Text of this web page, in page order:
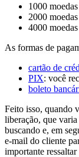
1000
2000
4000
As formas de
cartão de
PIX: você
boleto
Feito isso, quando
liberação, que
buscando e, em
e-mail do cliente
importante ressaltar